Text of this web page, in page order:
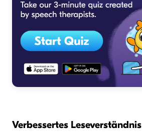
Verbessertes Leseverständnis